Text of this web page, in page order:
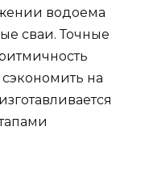
водоема
сваи. Точные
на